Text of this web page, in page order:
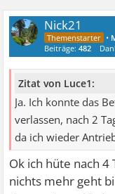
Nick21
•
Beiträge:482
Zitat von Luce1:
Ja. Ich konnte das
verlassen, nach 2
da ich wieder
Ok ich hüte nach 4
nichts mehr geht